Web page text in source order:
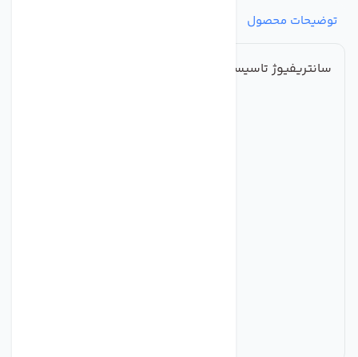
توضیحات محصول
سانتریفیوژ تاسیساتی